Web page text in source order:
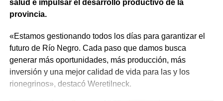
salud e impulsar el desarrollo productivo de la
provincia.
«Estamos gestionando todos los días para garantizar el
futuro de Río Negro. Cada paso que damos busca
generar más oportunidades, más producción, más
inversión y una mejor calidad de vida para las y los
rionegrinos», destacó Weretilneck.